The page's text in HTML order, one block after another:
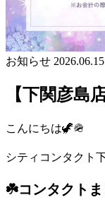
お知らせ 2026.06.15
【下関彦島
こんにちは🦖🪖
シティコンタクト
☘️コンタクト